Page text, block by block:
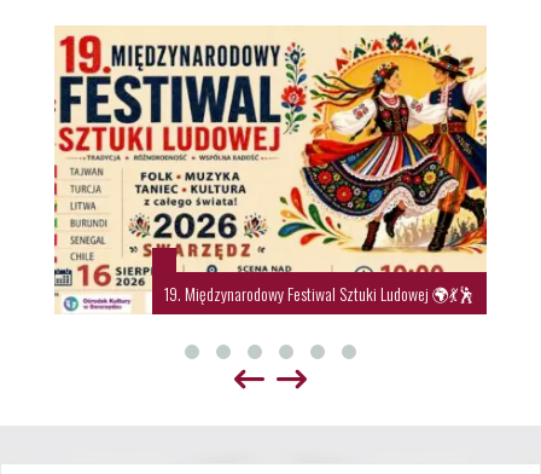
19. Międzynarodowy Festiwal Sztuki Ludowej 🌍💃🕺